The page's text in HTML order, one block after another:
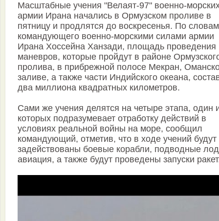
Масштабные учения "Велаят-97" военно-
армии Ирана начались в Ормузском проливе в
пятницу и продлятся до воскресенья. По словам
командующего военно-морскими силами армии
Ирана Хоссейна Ханзади, площадь проведения
маневров, которые пройдут в районе
пролива, в прибрежной полосе Мекран,
заливе, а также части Индийского океана,
два миллиона квадратных километров.
Сами же учения делятся на четыре этапа, один
которых подразумевает отработку действий в
условиях реальной войны на море, сообщил
командующий, отметив, что в ходе учений будут
задействованы боевые корабли, подводные
авиация, а также будут проведены запуски